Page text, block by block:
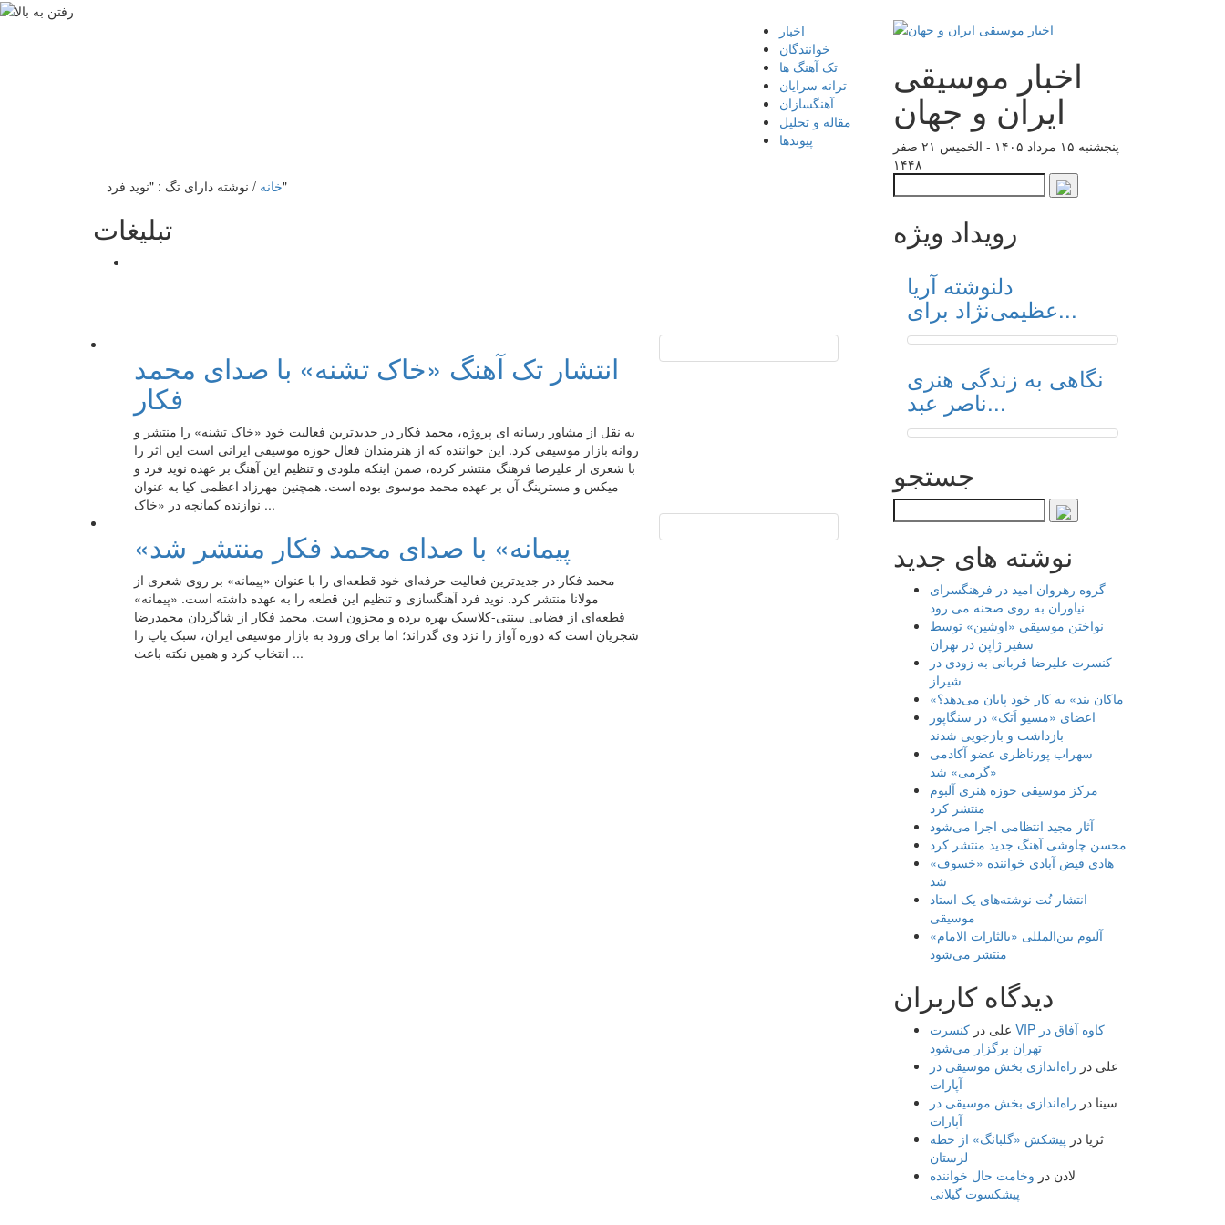
اخبار موسیقی
ایران و جهان
پنجشنبه ۱۵ مرداد ۱۴۰۵ - الخميس ۲۱ صفر
۱۴۴۸
رویداد ویژه
دلنوشته آریا
عظیمی‌نژاد برای...
نگاهی به زندگی هنری
ناصر عبد...
جستجو
نوشته های جدید
گروه رهروان امید در فرهنگسرای
نیاوران به روی صحنه می رود
نواختن موسیقی «اوشین» توسط
سفیر ژاپن در تهران
کنسرت علیرضا قربانی به زودی در
شیراز
«ماکان بند» به کار خود پایان می‌دهد؟
اعضای «مسیو اَتک» در سنگاپور
بازداشت و بازجویی شدند
سهراب پورناظری عضو آکادمی
«گرمی» شد
مرکز موسیقی حوزه هنری آلبوم
منتشر کرد
آثار مجید انتظامی اجرا می‌شود
محسن چاوشی آهنگ جدید منتشر کرد
هادی فیض آبادی خواننده «خسوف»
شد
انتشار نُت نوشته‌های یک استاد
موسیقی
آلبوم بین‌المللی «یالثارات الامام»
منتشر می‌شود
دیدگاه کاربران
علی درکنسرت VIP کاوه آفاق در
تهران برگزار می‌شود
علی در راه‌اندازی بخش موسیقی در
آپارات
سینا در راه‌اندازی بخش موسیقی در
آپارات
ثریا در پیشکش «گلبانگ» از خطه
لرستان
لادن در وخامت حال خواننده
پیشکسوت گیلانی
اخبار
خوانندگان
تک آهنگ ها
ترانه سرایان
آهنگسازان
مقاله و تحلیل
پیوندها
خانه / نوشته دارای تگ : "نوید فرد"
تبلیغات
انتشار تک آهنگ «خاک تشنه» با صدای محمد
فکار
به نقل از مشاور رسانه ای پروژه، محمد فکار در جدیدترین فعالیت خود «خاک تشنه» را منتشر و
روانه بازار موسیقی کرد. این خواننده که از هنرمندان فعال حوزه موسیقی ایرانی است این اثر را
با شعری از علیرضا فرهنگ منتشر کرده، ضمن اینکه ملودی و تنظیم این آهنگ بر عهده نوید فرد و
میکس و مسترینگ آن بر عهده محمد موسوی بوده است. همچنین مهرزاد اعظمی کیا به عنوان
نوازنده کمانچه در «خاک ...
«پیمانه» با صدای محمد فکار منتشر شد
محمد فکار در جدیدترین فعالیت حرفه‌ای خود قطعه‌ای را با عنوان «پیمانه» بر روی شعری از
مولانا منتشر کرد. نوید فرد آهنگسازی و تنظیم این قطعه را به عهده داشته است. «پیمانه»
قطعه‌ای از فضایی سنتی-کلاسیک بهره برده و محزون است. محمد فکار از شاگردان محمدرضا
شجریان است که دوره آواز را نزد وی گذراند؛ اما برای ورود به بازار موسیقی ایران، سبک پاپ را
انتخاب کرد و همین نکته باعث ...